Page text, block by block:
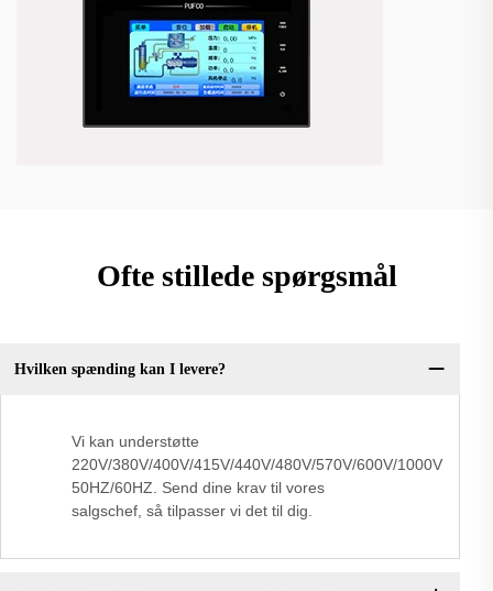
Ofte stillede spørgsmål
Hvilken spænding kan I levere?
Vi kan understøtte
220V/380V/400V/415V/440V/480V/570V/600V/1000V
50HZ/60HZ. Send dine krav til vores
salgschef, så tilpasser vi det til dig.